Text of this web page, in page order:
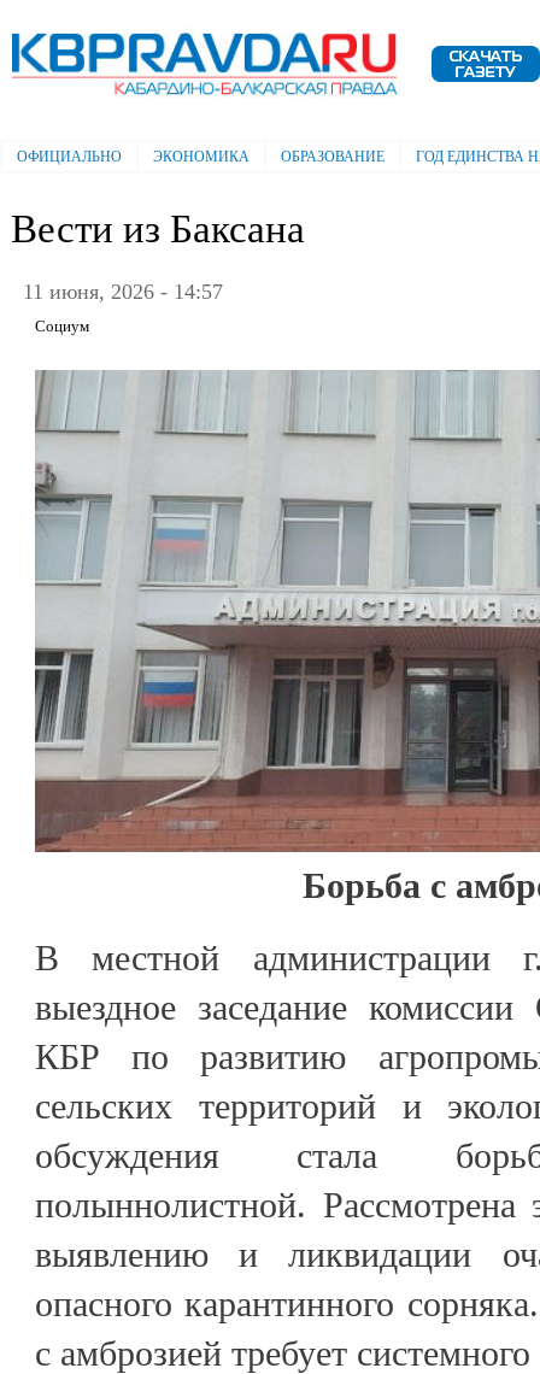
Электронная газета "Кабардино-
Балкарская правда"
Главное меню
ОФИЦИАЛЬНО ЭКОНОМИКА ОБРАЗОВАНИЕ ГОД ЕДИНСТВА
Вести из Баксана
11 июня, 2026 - 14:57
Социум
Борьба с
В местной администрации
выездное заседание
КБР по развитию
сельских территорий и
обсуждения стала
полыннолистной.
выявлению и ликвидации
опасного карантинного
с амброзией требует